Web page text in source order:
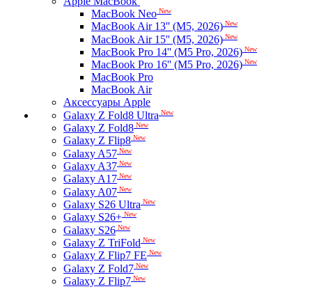
MacBook Neo New
MacBook Air 13'' (M5, 2026) New
MacBook Air 15'' (M5, 2026) New
MacBook Pro 14'' (M5 Pro, 2026) New
MacBook Pro 16'' (M5 Pro, 2026) New
MacBook Pro
MacBook Air
Аксессуары Apple
Galaxy Z Fold8 Ultra New
Galaxy Z Fold8 New
Galaxy Z Flip8 New
Galaxy A57 New
Galaxy A37 New
Galaxy A17 New
Galaxy A07 New
Galaxy S26 Ultra New
Galaxy S26+ New
Galaxy S26 New
Galaxy Z TriFold New
Galaxy Z Flip7 FE New
Galaxy Z Fold7 New
Galaxy Z Flip7 New